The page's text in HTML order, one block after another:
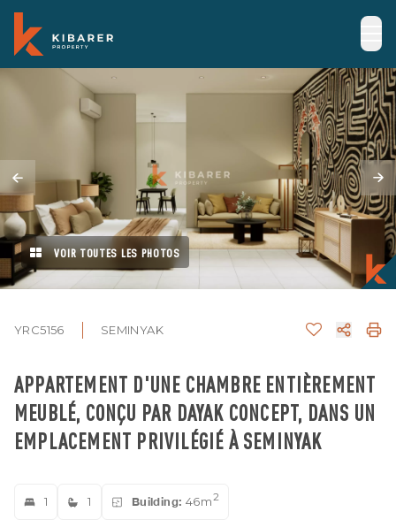
VOIR TOUTES LES PHOTOS
YRC5156 SEMINYAK
APPARTEMENT D'UNE CHAMBRE ENTIÈREMENT
MEUBLÉ, CONÇU PAR DAYAK CONCEPT, DANS UN
EMPLACEMENT PRIVILÉGIÉ À SEMINYAK
1 1 Building: 46m2